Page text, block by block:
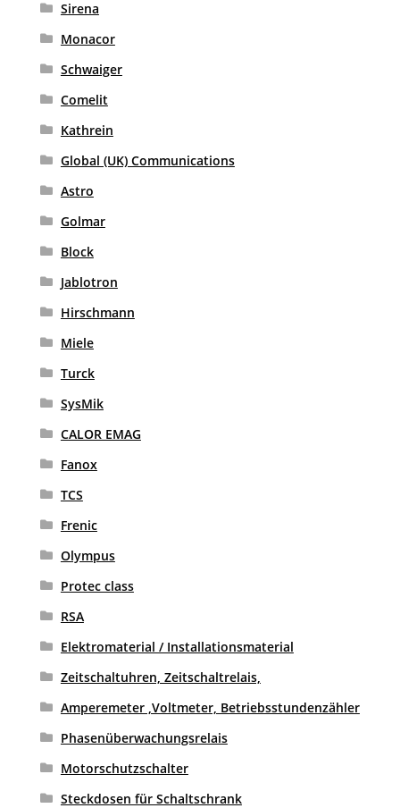
Sirena
Monacor
Schwaiger
Comelit
Kathrein
Global (UK) Communications
Astro
Golmar
Block
Jablotron
Hirschmann
Miele
Turck
SysMik
CALOR EMAG
Fanox
TCS
Frenic
Olympus
Protec class
RSA
Elektromaterial / Installationsmaterial
Zeitschaltuhren, Zeitschaltrelais,
Amperemeter ,Voltmeter, Betriebsstundenzähler
Phasenüberwachungsrelais
Motorschutzschalter
Steckdosen für Schaltschrank